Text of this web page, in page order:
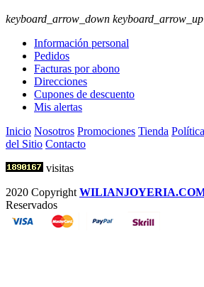
keyboard_arrow_down keyboard_arrow_up
Información personal
Pedidos
Facturas por abono
Direcciones
Cupones de descuento
Mis alertas
Inicio Nosotros Promociones Tienda
del Sitio Contacto
visitas
2020 Copyright
Reservados